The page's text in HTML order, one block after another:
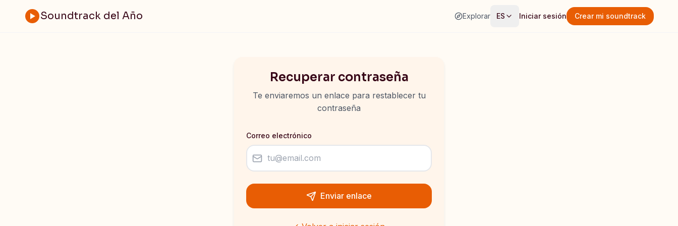
Soundtrack del Año Explorar ES Iniciar sesión Crear mi soundtrack
Recuperar contraseña
Te enviaremos un enlace para restablecer tu
contraseña
Correo electrónico
Enviar enlace